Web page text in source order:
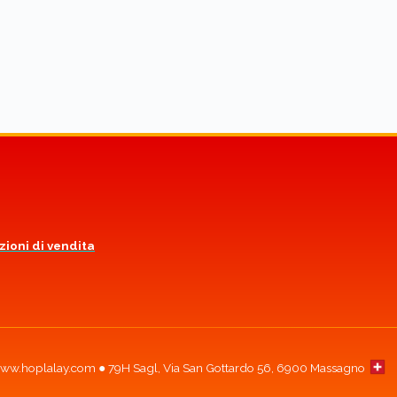
di vendita
● 79H Sagl, Via San Gottardo 56, 6900 Massagno